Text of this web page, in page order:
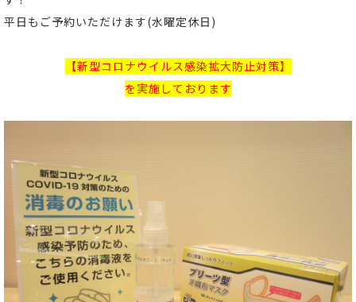
平日もご予約いただけます(水曜定休日)
【新型コロナウイルス感染拡大防止対策】
を実施しております